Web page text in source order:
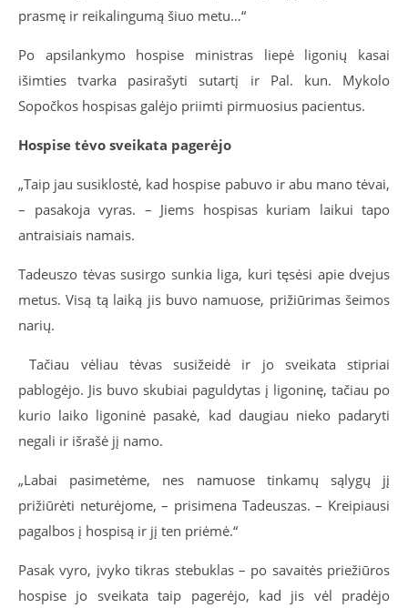
prasmę ir reikalingumą šiuo metu…“
Po apsilankymo hospise ministras liepė ligonių kasai
išimties tvarka pasirašyti sutartį ir Pal. kun. Mykolo
Sopočkos hospisas galėjo priimti pirmuosius pacientus.
Hospise tėvo sveikata pagerėjo
„Taip jau susiklostė, kad hospise pabuvo ir abu mano tėvai,
– pasakoja vyras. – Jiems hospisas kuriam laikui tapo
antraisiais namais.
Tadeuszo tėvas susirgo sunkia liga, kuri tęsėsi apie dvejus
metus. Visą tą laiką jis buvo namuose, prižiūrimas šeimos
narių.
Tačiau vėliau tėvas susižeidė ir jo sveikata stipriai
pablogėjo. Jis buvo skubiai paguldytas į ligoninę, tačiau po
kurio laiko ligoninė pasakė, kad daugiau nieko padaryti
negali ir išrašė jį namo.
„Labai pasimetėme, nes namuose tinkamų sąlygų jį
prižiūrėti neturėjome, – prisimena Tadeuszas. – Kreipiausi
pagalbos į hospisą ir jį ten priėmė.“
Pasak vyro, įvyko tikras stebuklas – po savaitės priežiūros
hospise jo sveikata taip pagerėjo, kad jis vėl pradėjo